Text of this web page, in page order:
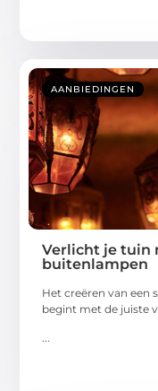
AANBIEDINGEN
Verlicht je tuin
buitenlampen
Het creëren van een
begint met de juiste
...